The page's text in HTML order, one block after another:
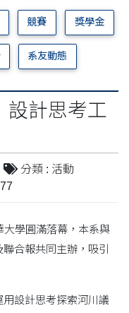
競賽 獎學金
系友動態
設計思考工
分類 : 活動
大學圓滿落幕，本系與
合報共同主辦，吸引
設計思考探索河川議